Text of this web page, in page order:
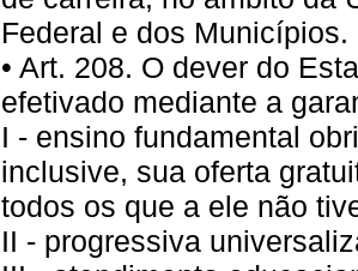
Federal e dos Municípios.
• Art. 208. O dever do
efetivado mediante a
I - ensino fundamental
inclusive, sua oferta
todos os que a ele não
II - progressiva